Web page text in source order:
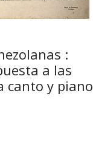
:
a las
canto y piano